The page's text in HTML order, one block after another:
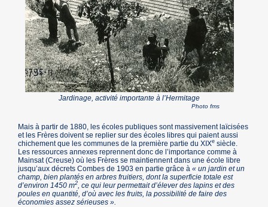
Jardinage, activité importante à l’Hermitage
Photo fms
Mais à partir de 1880, les écoles publiques sont massivement laïcisées
et les Frères doivent se replier sur des écoles libres qui paient aussi
chichement que les communes de la première partie du XIXe siècle.
Les ressources annexes reprennent donc de l’importance comme à
Mainsat (Creuse) où les Frères se maintiennent dans une école libre
jusqu’aux décrets Combes de 1903 en partie grâce à« un jardin et un
champ, bien plantés en arbres fruitiers, dont la superficie totale est
d’environ 1450 m2 , ce qui leur permettait d’élever des lapins et des
poules en quantité, d’où avec les fruits, la possibilité de faire des
économies assez sérieuses ».